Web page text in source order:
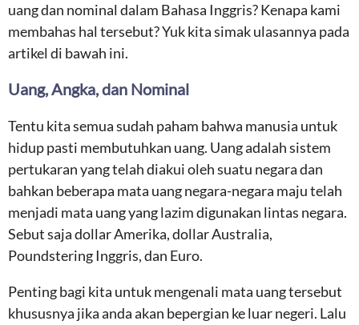
uang dan nominal dalam Bahasa Inggris? Kenapa kami
membahas hal tersebut? Yuk kita simak ulasannya pada
artikel di bawah ini.
Uang, Angka, dan Nominal
Tentu kita semua sudah paham bahwa manusia untuk
hidup pasti membutuhkan uang. Uang adalah sistem
pertukaran yang telah diakui oleh suatu negara dan
bahkan beberapa mata uang negara-negara maju telah
menjadi mata uang yang lazim digunakan lintas negara.
Sebut saja dollar Amerika, dollar Australia,
Poundstering Inggris, dan Euro.
Penting bagi kita untuk mengenali mata uang tersebut
khususnya jika anda akan bepergian ke luar negeri. Lalu